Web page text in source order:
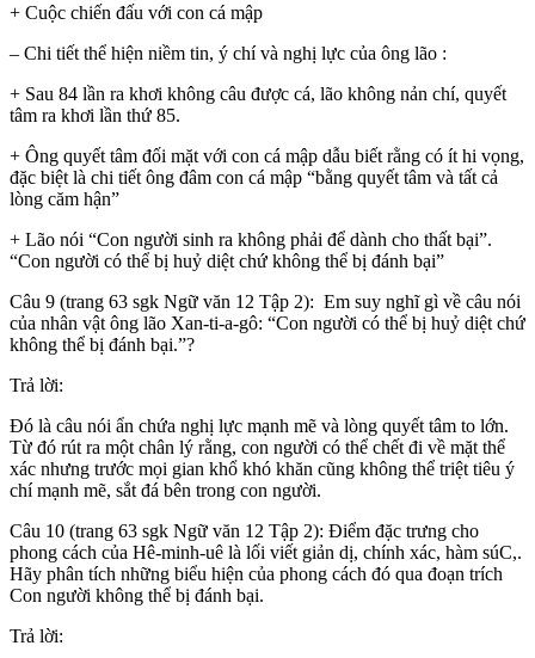
+ Cuộc chiến đấu với con cá mập
– Chi tiết thể hiện niềm tin, ý chí và nghị lực của ông lão :
+ Sau 84 lần ra khơi không câu được cá, lão không nản chí, quyết
tâm ra khơi lần thứ 85.
+ Ông quyết tâm đối mặt với con cá mập dẫu biết rằng có ít hi vọng,
đặc biệt là chi tiết ông đâm con cá mập “bằng quyết tâm và tất cả
lòng căm hận”
+ Lão nói “Con người sinh ra không phải để dành cho thất bại”.
“Con người có thể bị huỷ diệt chứ không thể bị đánh bại”
Câu 9 (trang 63 sgk Ngữ văn 12 Tập 2): Em suy nghĩ gì về câu nói
của nhân vật ông lão Xan-ti-a-gô: “Con người có thể bị huỷ diệt chứ
không thể bị đánh bại.”?
Trả lời:
Đó là câu nói ẩn chứa nghị lực mạnh mẽ và lòng quyết tâm to lớn.
Từ đó rút ra một chân lý rằng, con người có thể chết đi về mặt thể
xác nhưng trước mọi gian khổ khó khăn cũng không thể triệt tiêu ý
chí mạnh mẽ, sắt đá bên trong con người.
Câu 10 (trang 63 sgk Ngữ văn 12 Tập 2): Điểm đặc trưng cho
phong cách của Hê-minh-uê là lối viết giản dị, chính xác, hàm súC,.
Hãy phân tích những biểu hiện của phong cách đó qua đoạn trích
Con người không thể bị đánh bại.
Trả lời: